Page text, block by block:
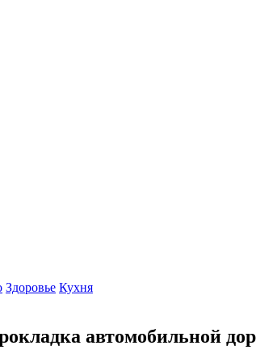
Здоровье Кухня
автомобильной